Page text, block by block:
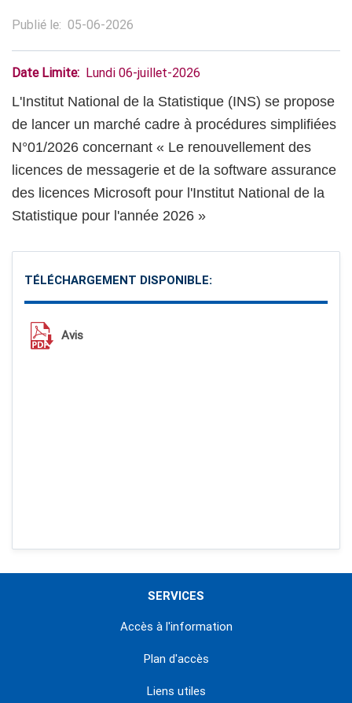
Publié le 05-06-2026
Date Limite Lundi 06-juillet-2026
L'Institut National de la Statistique (INS) se propose
de lancer un marché cadre à procédures simplifiées
N°01/2026 concernant « Le renouvellement des
licences de messagerie et de la software assurance
des licences Microsoft pour l'Institut National de la
Statistique pour l'année 2026 »
TÉLÉCHARGEMENT DISPONIBLE:
Avis
SERVICES
Accès à l'information
Plan d'accès
Liens utiles